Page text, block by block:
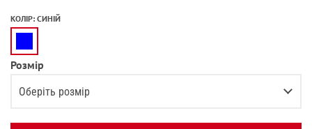
КОЛІР: СИНІЙ
Розмір
Оберіть розмір
36-38 Повідомити про наявність